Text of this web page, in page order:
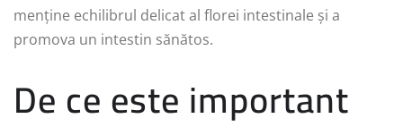
menține echilibrul delicat al florei intestinale și a
promova un intestin sănătos.
De ce este important